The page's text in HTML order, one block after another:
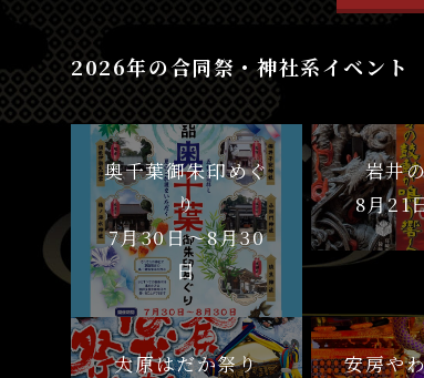
2026年の合同祭・神社系イベント
奥千葉御朱印めぐ
り
7月30日〜8月30
日
岩井
8月21
大原はだか祭り
安房や